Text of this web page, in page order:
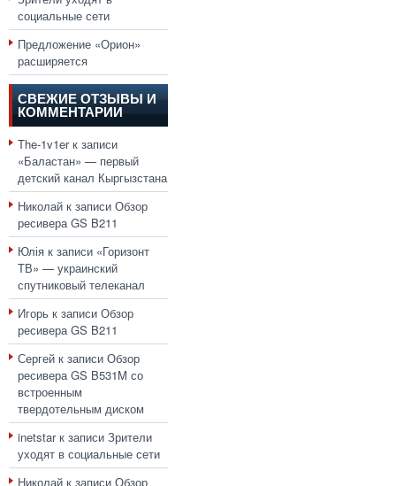
социальные сети
Предложение «Орион»
расширяется
СВЕЖИЕ ОТЗЫВЫ И
КОММЕНТАРИИ
The-1v1erк записи
«Баластан» — первый
детский канал Кыргызстана
Николай к записи Обзор
ресивера GS B211
Юлія к записи «Горизонт
ТВ» — украинский
спутниковый телеканал
Игорь к записи Обзор
ресивера GS B211
Сергей к записи Обзор
ресивера GS B531M со
встроенным
твердотельным диском
inetstarк записи Зрители
уходят в социальные сети
Николай к записи Обзор